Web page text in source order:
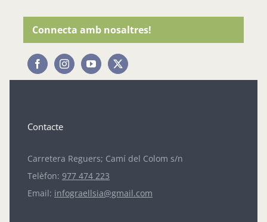
Connecta amb nosaltres!
Carretera Reguers; Camí del Colom s/n
Telèfon:977 474 223